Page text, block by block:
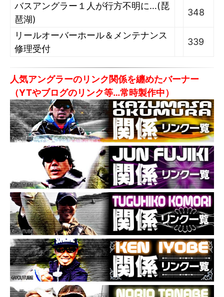
バスアングラー１人が行方不明に…(琵
琶湖)
348
リールオーバーホール＆メンテナンス
修理受付
339
人気アングラーのリンク関係を纏めたバーナー
（YTやブログのリンク等…常時製作中）